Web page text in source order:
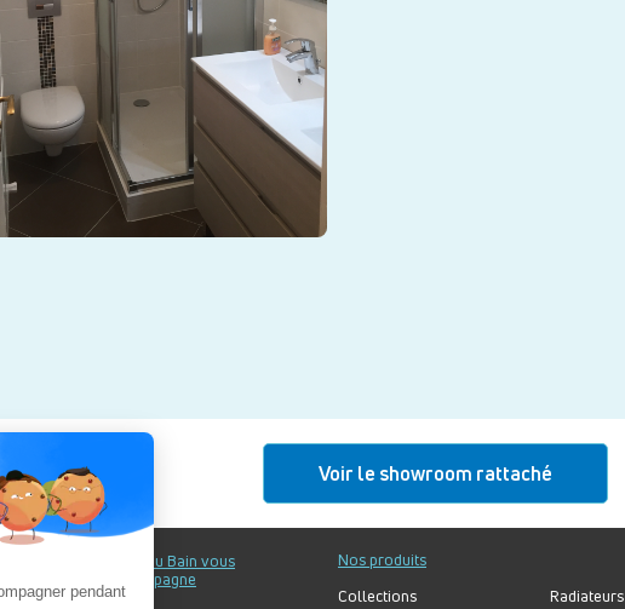
Voir le showroom rattaché
Au fil du Bain vous
accompagne
Nos produits
Collections
Radiateurs